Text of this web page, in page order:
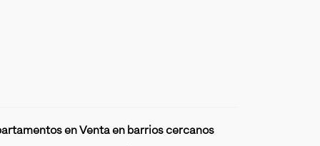
en Venta en barrios cercanos